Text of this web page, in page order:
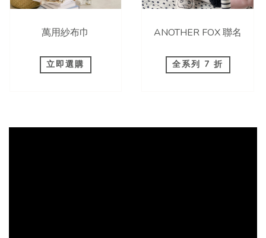
萬用紗布巾
立即選購
ANOTHER FOX 聯名
全系列 7 折